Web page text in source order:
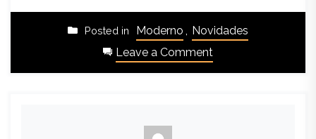
Posted in Moderno , Novidades
Leave a Comment